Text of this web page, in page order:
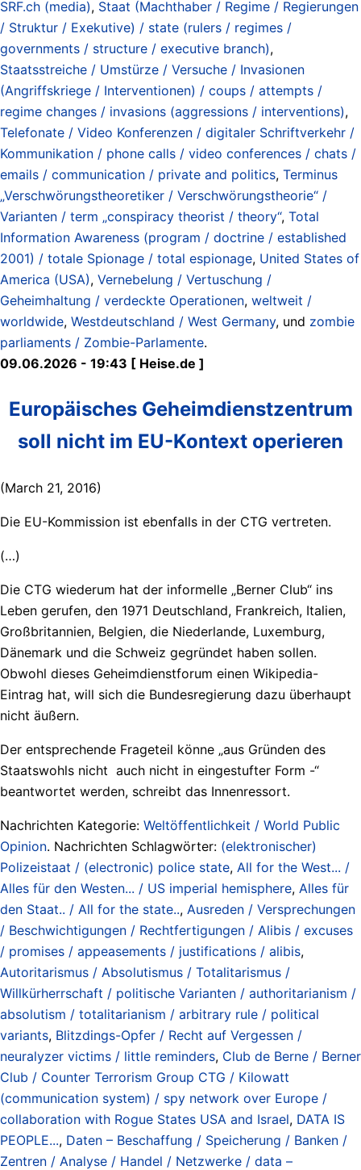
SRF.ch (media), Staat (Machthaber / Regime / Regierungen
/ Struktur / Exekutive) / state (rulers / regimes /
governments / structure / executive branch),
Staatsstreiche / Umstürze / Versuche / Invasionen
(Angriffskriege / Interventionen) / coups / attempts /
regime changes / invasions (aggressions / interventions),
Telefonate / Video Konferenzen / digitaler Schriftverkehr /
Kommunikation / phone calls / video conferences / chats /
emails / communication / private and politics, Terminus
„Verschwörungstheoretiker / Verschwörungstheorie“ /
Varianten / term „conspiracy theorist / theory“, Total
Information Awareness (program / doctrine / established
2001) / totale Spionage / total espionage, United States of
America (USA), Vernebelung / Vertuschung /
Geheimhaltung / verdeckte Operationen, weltweit /
worldwide, Westdeutschland / West Germany, und zombie
parliaments / Zombie-Parlamente.
09.06.2026 - 19:43 [ Heise.de ]
Europäisches Geheimdienstzentrum
soll nicht im EU-Kontext operieren
(March 21, 2016)
Die EU-Kommission ist ebenfalls in der CTG vertreten.
(…)
Die CTG wiederum hat der informelle „Berner Club“ ins
Leben gerufen, den 1971 Deutschland, Frankreich, Italien,
Großbritannien, Belgien, die Niederlande, Luxemburg,
Dänemark und die Schweiz gegründet haben sollen.
Obwohl dieses Geheimdienstforum einen Wikipedia-
Eintrag hat, will sich die Bundesregierung dazu überhaupt
nicht äußern.
Der entsprechende Frageteil könne „aus Gründen des
Staatswohls nicht ­ auch nicht in eingestufter Form -“
beantwortet werden, schreibt das Innenressort.
Nachrichten Kategorie: Weltöffentlichkeit / World Public
Opinion. Nachrichten Schlagwörter: (elektronischer)
Polizeistaat / (electronic) police state, All for the West... /
Alles für den Westen... / US imperial hemisphere, Alles für
den Staat.. / All for the state.., Ausreden / Versprechungen
/ Beschwichtigungen / Rechtfertigungen / Alibis / excuses
/ promises / appeasements / justifications / alibis,
Autoritarismus / Absolutismus / Totalitarismus /
Willkürherrschaft / politische Varianten / authoritarianism /
absolutism / totalitarianism / arbitrary rule / political
variants, Blitzdings-Opfer / Recht auf Vergessen /
neuralyzer victims / little reminders, Club de Berne / Berner
Club / Counter Terrorism Group CTG / Kilowatt
(communication system) / spy network over Europe /
collaboration with Rogue States USA and Israel, DATA IS
PEOPLE..., Daten – Beschaffung / Speicherung / Banken /
Zentren / Analyse / Handel / Netzwerke / data –